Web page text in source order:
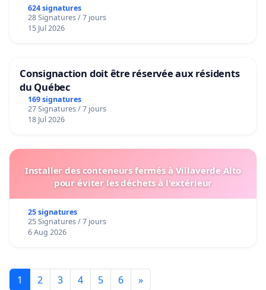
624 signatures
28 Signatures / 7 jours
15 Jul 2026
Consignaction doit être réservée aux résidents
du Québec
169 signatures
27 Signatures / 7 jours
18 Jul 2026
Installer des conteneurs fermés à Villaverde Alto
pour éviter les déchets à l'extérieur
25 signatures
25 Signatures / 7 jours
6 Aug 2026
1 2 3 4 5 6 »